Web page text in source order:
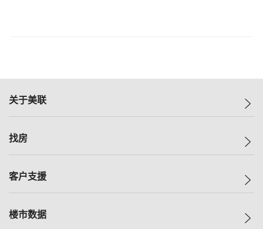
关于美联
美联集团
人才招募
找房
一手新房
减价
客户支援
自助放盘
楼市数据